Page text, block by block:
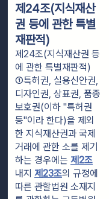
제24조(지식재산
권 등에 관한 특별
재판적)
제24조(지식재산권 등
에 관한 특별재판적)
①특허권, 실용신안권,
디자인권, 상표권, 품종
보호권(이하 "특허권
등"이라 한다)을 제외
한 지식재산권과 국제
거래에 관한 소를 제기
하는 경우에는 제2조
내지 제23조의 규정에
따른 관할법원 소재지